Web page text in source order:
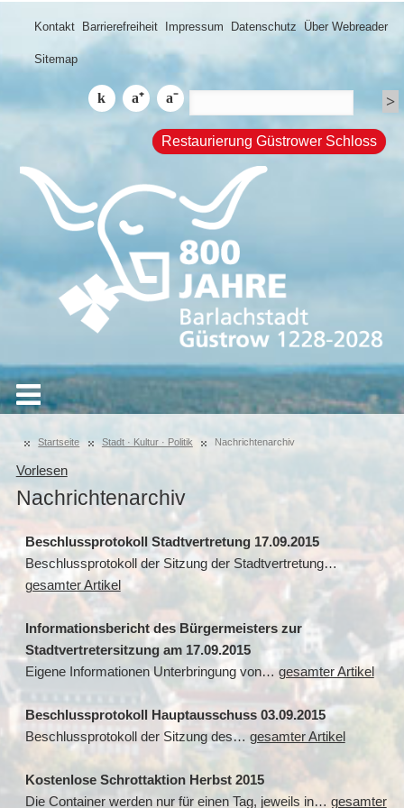
Kontakt Barrierefreiheit Impressum Datenschutz Über Webreader
Sitemap
Restaurierung Güstrower Schloss
Startseite Stadt · Kultur · Politik Nachrichtenarchiv
Vorlesen
Nachrichtenarchiv
Beschlussprotokoll Stadtvertretung 17.09.2015
Beschlussprotokoll der Sitzung der Stadtvertretung…
gesamter Artikel
Informationsbericht des Bürgermeisters zur
Stadtvertretersitzung am 17.09.2015
Eigene Informationen Unterbringung von… gesamter Artikel
Beschlussprotokoll Hauptausschuss 03.09.2015
Beschlussprotokoll der Sitzung des… gesamter Artikel
Kostenlose Schrottaktion Herbst 2015
Die Container werden nur für einen Tag, jeweils in… gesamter